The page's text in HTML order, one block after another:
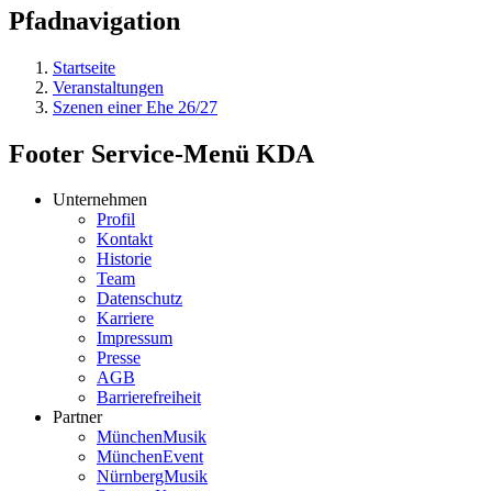
Pfadnavigation
Startseite
Veranstaltungen
Szenen einer Ehe 26/27
Footer Service-Menü KDA
Unternehmen
Profil
Kontakt
Historie
Team
Datenschutz
Karriere
Impressum
Presse
AGB
Barrierefreiheit
Partner
MünchenMusik
MünchenEvent
NürnbergMusik